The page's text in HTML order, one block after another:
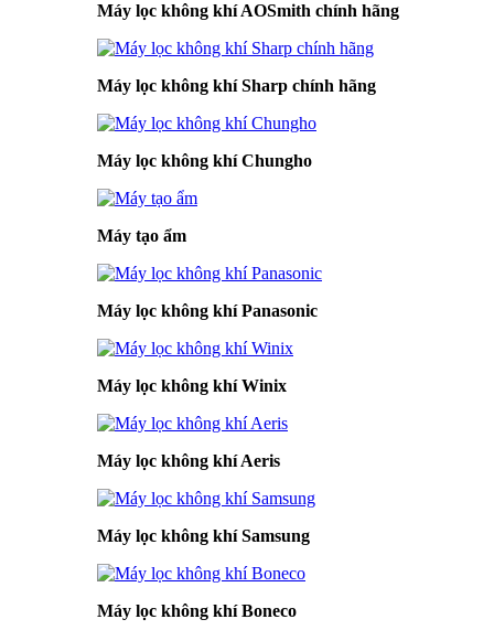
Máy lọc không khí AOSmith chính hãng
Máy lọc không khí Sharp chính hãng
Máy lọc không khí Chungho
Máy tạo ẩm
Máy lọc không khí Panasonic
Máy lọc không khí Winix
Máy lọc không khí Aeris
Máy lọc không khí Samsung
Máy lọc không khí Boneco